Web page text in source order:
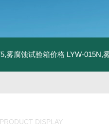
雾腐蚀试验箱价格 LYW-015N,
DISPLAY